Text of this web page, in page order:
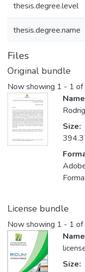
thesis.degree.level
thesis.degree.name
Files
Original bundle
Now showing 1 - 1 of
Size:
License bundle
Now showing 1 - 1 of
Size: